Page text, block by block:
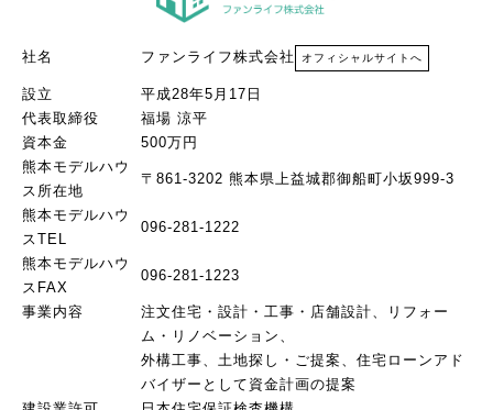
社名 ファンライフ株式会社 オフィシャルサイトへ
設立
平成28年5月17日
代表取締役
福場 涼平
資本金
500万円
熊本モデルハウ
ス所在地
〒861-3202 熊本県上益城郡御船町小坂999-3
熊本モデルハウ
スTEL
096-281-1222
熊本モデルハウ
スFAX
096-281-1223
事業内容
注文住宅・設計・工事・店舗設計、リフォー
ム・リノベーション、
外構工事、土地探し・ご提案、住宅ローンアド
バイザーとして資金計画の提案